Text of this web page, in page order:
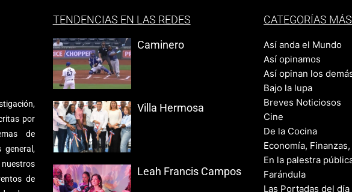
por
de
general,
de
TENDENCIAS EN LAS REDES
Caminero
Villa Hermosa
Leah Francis Campos
CATEGORÍAS
Así anda el Mundo
Así opinamos
Así opinan los
Bajo la lupa
Breves Noticiosos
Cine
De la Cocina
Economía,
En la palestra
Farándula
Las Portadas del día